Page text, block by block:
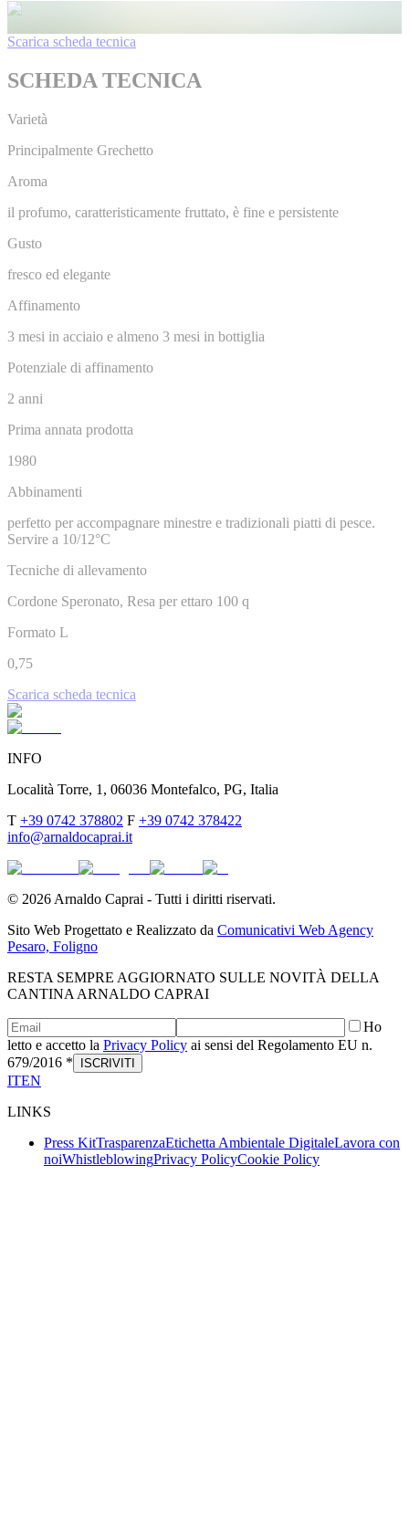
Scarica scheda tecnica
SCHEDA TECNICA
Varietà
Principalmente Grechetto
Aroma
il profumo, caratteristicamente fruttato, è fine e persistente
Gusto
fresco ed elegante
Affinamento
3 mesi in acciaio e almeno 3 mesi in bottiglia
Potenziale di affinamento
2 anni
Prima annata prodotta
1980
Abbinamenti
perfetto per accompagnare minestre e tradizionali piatti di pesce.
Servire a 10/12°C
Tecniche di allevamento
Cordone Speronato, Resa per ettaro 100 q
Formato L
0,75
Scarica scheda tecnica
INFO
Località Torre, 1, 06036 Montefalco, PG, Italia
T +39 0742 378802 F +39 0742 378422
info@arnaldocaprai.it
© 2026 Arnaldo Caprai - Tutti i diritti riservati.
Sito Web Progettato e Realizzato da Comunicativi Web Agency
Pesaro, Foligno
RESTA SEMPRE AGGIORNATO SULLE NOVITÀ DELLA
CANTINA ARNALDO CAPRAI
Ho
letto e accetto la Privacy Policy ai sensi del Regolamento EU n.
679/2016 *
ISCRIVITI
ITEN
LINKS
Press KitTrasparenzaEtichetta Ambientale DigitaleLavora con
noiWhistleblowingPrivacy PolicyCookie Policy